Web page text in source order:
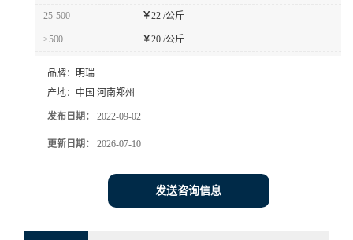
25-500 ￥22 /公斤
≥500 ￥20 /公斤
品牌： 明瑞
产地： 中国 河南郑州
发布日期： 2022-09-02
更新日期： 2026-07-10
发送咨询信息